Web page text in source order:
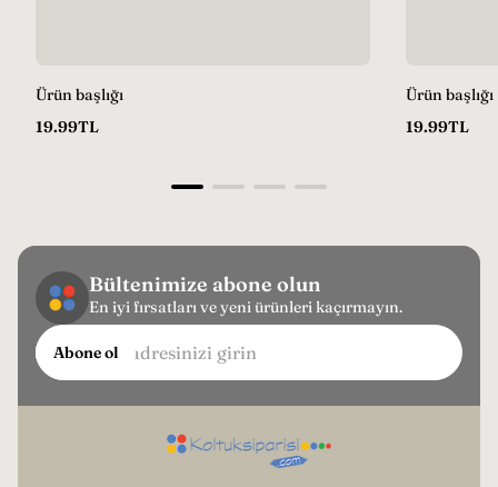
Ürün başlığı
Normal
19.99TL
Ürün başlığı
Normal
19.99TL
Bültenimize abone olun
En iyi fırsatları ve yeni ürünleri kaçırmayın.
E-
posta
adresinizi
Abone ol